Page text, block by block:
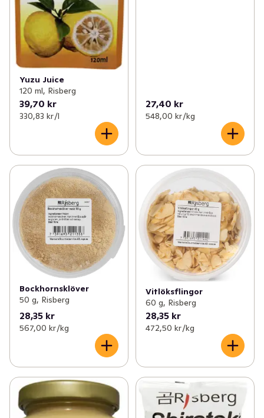
Yuzu Juice
120 ml, Risberg
39,70 kr
330,83 kr /l
27,40 kr
548,00 kr /kg
Bockhornsklöver
50 g, Risberg
28,35 kr
567,00 kr /kg
Vitlöksflingor
60 g, Risberg
28,35 kr
472,50 kr /kg